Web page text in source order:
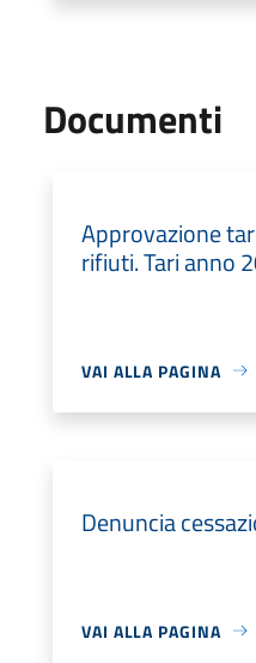
Documenti
Approvazione
rifiuti. Tari anno
VAI ALLA PAGINA
Denuncia
VAI ALLA PAGINA